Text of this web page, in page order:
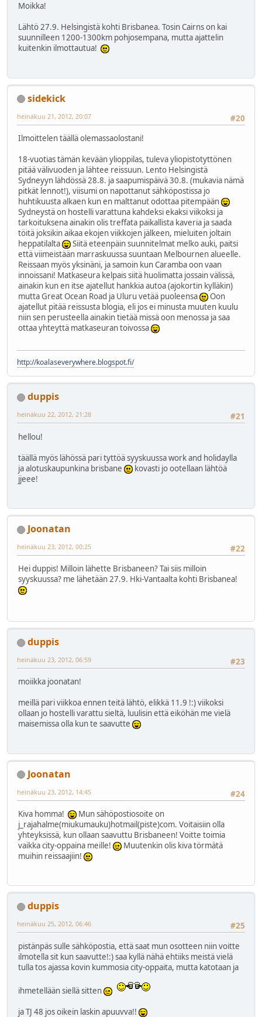
Moikka!
Lähtö 27.9. Helsingistä kohti Brisbanea. Tosin Cairns on kai
suunnilleen 1200-1300km pohjosempana, mutta ajattelin
kuitenkin ilmottautua!
sidekick
#20
heinäkuu 21, 2012, 20:07
Ilmoittelen täällä olemassaolostani!
18-vuotias tämän kevään ylioppilas, tuleva yliopistotyttönen
pitää välivuoden ja lähtee reissuun. Lento Helsingistä
Sydneyyn lähdössä 28.8. ja saapumispäivä 30.8. (mukavia nämä
pitkät lennot!), viisumi on napottanut sähköpostissa jo
huhtikuusta alkaen kun en malttanut odottaa pitempään
Sydneystä on hostelli varattuna kahdeksi ekaksi viikoksi ja
tarkoituksena ainakin olis treffata paikallista kaveria ja saada
töitä joksikin aikaa ekojen viikkojen jälkeen, mieluiten joltain
heppatilalta
Siitä eteenpäin suunnitelmat melko auki, paitsi
että viimeistään marraskuussa suuntaan Melbournen alueelle.
Reissaan myös yksinäni, ja samoin kun Caramba oon vaan
innoissani! Matkaseura kelpais siitä huolimatta jossain välissä,
ainakin kun en itse ajatellut hankkia autoa (ajokortin kylläkin)
mutta Great Ocean Road ja Uluru vetää puoleensa
Oon
ajatellut pitää reissusta blogia, eli jos ei minusta muuten kuulu
niin sen perusteella ainakin tietää missä oon menossa ja saa
ottaa yhteyttä matkaseuran toivossa
http://koalaseverywhere.blogspot.fi/
duppis
#21
heinäkuu 22, 2012, 21:28
hellou!
täällä myös lähössä pari tyttöä syyskuussa work and holidaylla
ja alotuskaupunkina brisbane
kovasti jo ootellaan lähtöä
jjeee!
Joonatan
#22
heinäkuu 23, 2012, 00:25
Hei duppis! Milloin lähette Brisbaneen? Tai siis milloin
syyskuussa? me lähetään 27.9. Hki-Vantaalta kohti Brisbanea!
duppis
#23
heinäkuu 23, 2012, 06:59
moiikka joonatan!
meillä pari viikkoa ennen teitä lähtö, elikkä 11.9 !:) viikoksi
ollaan jo hostelli varattu sieltä, luulisin että eiköhän me vielä
maisemissa olla kun te saavutte
Joonatan
#24
heinäkuu 23, 2012, 14:45
Kiva homma!
Mun sähöpostiosoite on
j_rajahalme(miukumauku)hotmail(piste)com. Voitaisiin olla
yhteyksissä, kun ollaan saavuttu Brisbaneen! Voitte toimia
vaikka city-oppaina meille!
Muutenkin olis kiva törmätä
muihin reissaajiin!
duppis
#25
heinäkuu 25, 2012, 06:46
pistänpäs sulle sähköpostia, että saat mun osotteen niin voitte
ilmotella sit kun saavutte!:) saa kyllä nähä ehtiiks meistä vielä
tulla tos ajassa kovin kummosia city-oppaita, mutta katotaan ja
ihmetellään siellä sitten
ja TJ 48 jos oikein laskin apuuvva!!